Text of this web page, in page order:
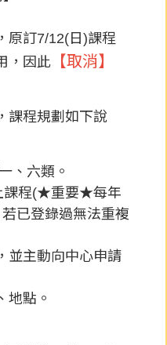
原訂7/12(日)課程
，因此 【取消】
課程規劃如下說
、六類。
課程(★重要★每年
已登錄過無法重複
並主動向中心申請
地點。